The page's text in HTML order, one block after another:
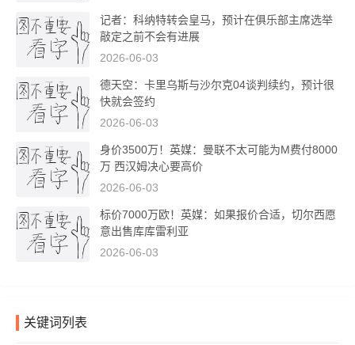
记者：科纳特转会皇马，预计在俱乐部主席选举
敲定之前不会有进展
2026-06-03
德天空：卡里乌斯与沙尔克04谈判续约，预计很
快就会签约
2026-06-03
身价3500万！英媒：曼联不太可能为M费付8000
万 西汉姆决心要高价
2026-06-03
标价7000万欧！英媒：如果报价合适，切尔西愿
意出售库库雷利亚
2026-06-03
关键词列表